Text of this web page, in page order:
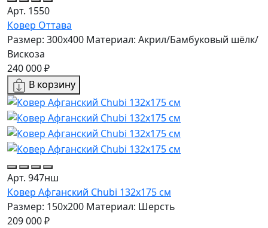
Арт. 1550
Ковер Оттава
Размер: 300x400 Материал: Акрил/Бамбуковый шёлк/
Вискоза
240 000 ₽
В корзину
Арт. 947нш
Ковер Афганский Chubi 132x175 см
Размер: 150x200 Материал: Шерсть
209 000 ₽